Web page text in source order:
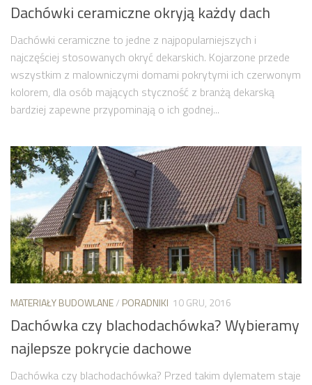
Dachówki ceramiczne okryją każdy dach
Dachówki ceramiczne to jedne z najpopularniejszych i
najczęściej stosowanych okryć dekarskich. Kojarzone przede
wszystkim z malowniczymi domami pokrytymi ich czerwonym
kolorem, dla osób mających styczność z branżą dekarską
bardziej zapewne przypominają o ich godnej...
MATERIAŁY BUDOWLANE/ PORADNIKI 10 GRU, 2016
Dachówka czy blachodachówka? Wybieramy
najlepsze pokrycie dachowe
Dachówka czy blachodachówka? Przed takim dylematem staje